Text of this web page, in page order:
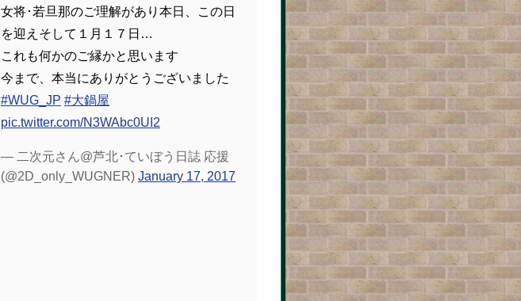
女将･若旦那のご理解があり本日、この日
を迎えそして１月１７日…
これも何かのご縁かと思います
今まで、本当にありがとうございました
#WUG_JP #大鍋屋
pic.twitter.com/N3WAbc0UI2
— 二次元さん@芦北･ていぼう日誌 応援
(@2D_only_WUGNER) January 17, 2017